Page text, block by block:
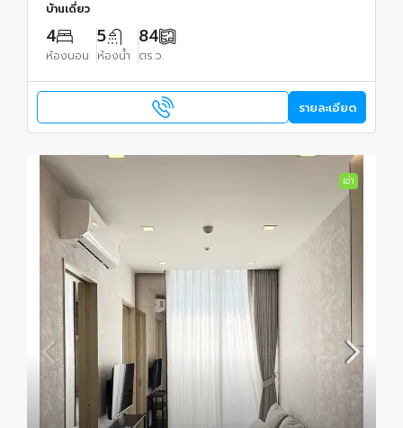
บ้านเดี่ยว
4
ห้องนอน
5
ห้องน้ำ
84
ตร.ว.
รายละเอียด
เช่า